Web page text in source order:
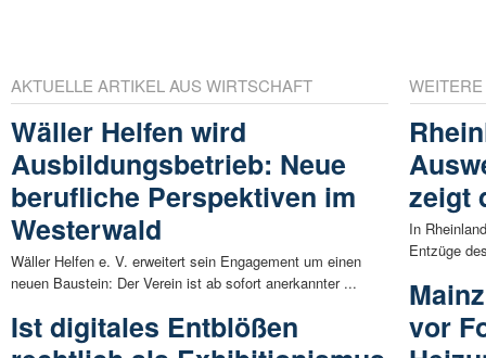
AKTUELLE ARTIKEL AUS WIRTSCHAFT
Wäller Helfen wird
Ausbildungsbetrieb: Neue
berufliche Perspektiven im
Westerwald
Wäller Helfen e. V. erweitert sein Engagement um einen
neuen Baustein: Der Verein ist ab sofort anerkannter ...
Ist digitales Entblößen
zeigt
In
Entzüge
vor